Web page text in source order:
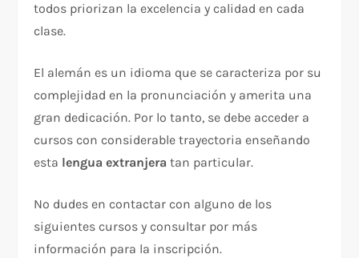
todos priorizan la excelencia y calidad en cada
clase.
El alemán es un idioma que se caracteriza por su
complejidad en la pronunciación y amerita una
gran dedicación. Por lo tanto, se debe acceder a
cursos con considerable trayectoria enseñando
esta lengua extranjera tan particular.
No dudes en contactar con alguno de los
siguientes cursos y consultar por más
información para la inscripción.